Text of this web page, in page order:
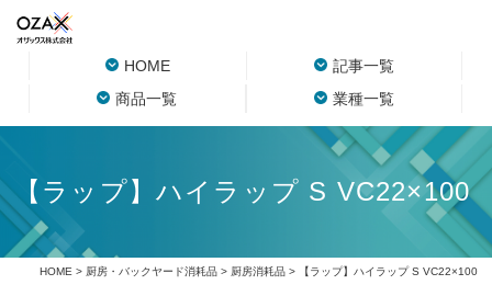
HOME
記事一覧
商品一覧
業種一覧
【ラップ】ハイラップ S VC22×100
HOME > 厨房・バックヤード消耗品> 厨房消耗品> 【ラップ】ハイラップ S VC22×100